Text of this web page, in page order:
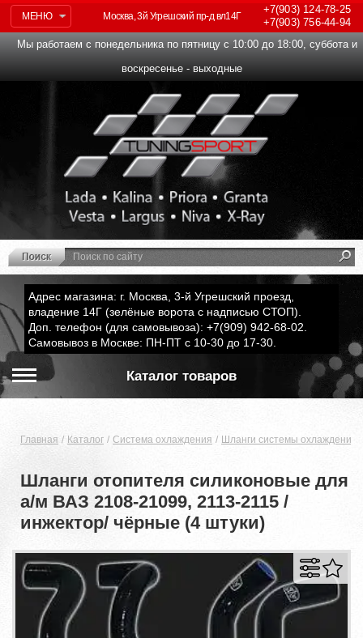
МЕНЮ
+7(903)124-78-25
+7(903)756-44-94
Москва, 3й Угрешский пр-д вл14Г
Мы работаем с понедельника по пятницу с 10:00 до 18:00, суббота и
воскресенье - выходные
Адрес магазина: г. Москва, 3-й Угрешский проезд,
владение 14Г (зелёные ворота с надписью СТОП).
Доп. телефон (для самовывоза): +7(909) 942-68-02.
Самовывоз в Москве: ПН-ПТ с 10-30 до 17-30.
Каталог товаров
Главная Каталог Система охлаждения Шланги системы охлаждения
Шланги отопителя силиконовые для
а/м ВАЗ 2108-21099, 2113-2115 /
инжектор/ чёрные (4 штуки)